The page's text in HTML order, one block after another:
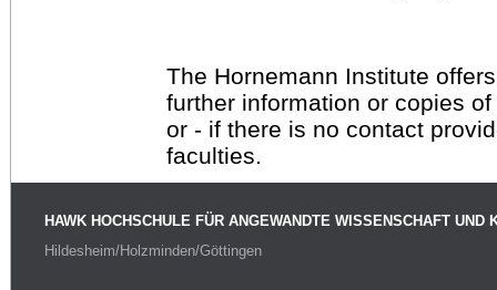
The Hornemann Institute
further information or copies
or - if there is no contact
faculties.
HAWK HOCHSCHULE FÜR ANGEWANDTE WISSENSCHAFT UND
Hildesheim/Holzminden/Göttingen